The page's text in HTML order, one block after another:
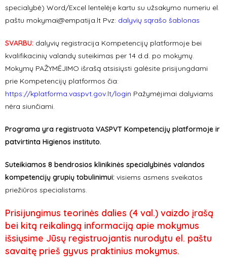
specialybė) Word/Excel lentelėje kartu su užsakymo numeriu el.
paštu mokymai@empatija.lt Pvz: dalyvių sąrašo šablonas
SVARBU: dalyvių registracija Kompetencijų platformoje bei
kvalifikacinių valandų suteikimas per 14 d.d. po mokymų.
Mokymų PAŽYMĖJIMO išrašą atsisiųsti galėsite prisijungdami
prie Kompetencijų platformos čia:
https://kplatforma.vaspvt.gov.lt/login Pažymėjimai dalyviams
nėra siunčiami.
Programa yra registruota VASPVT Kompetencijų platformoje ir
patvirtinta Higienos instituto.
Suteikiamos 8 bendrosios klinikinės specialybinės valandos
kompetencijų grupių tobulinimui: visiems asmens sveikatos
priežiūros specialistams.
Prisijungimus teorinės dalies (4 val.) vaizdo įrašą
bei kitą reikalingą informaciją apie mokymus
išsiųsime Jūsų registruojantis nurodytu el. paštu
savaitę prieš gyvus praktinius mokymus.